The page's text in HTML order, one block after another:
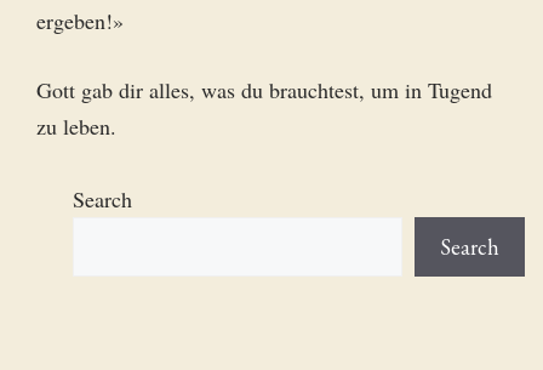
ergeben!»
Gott gab dir alles, was du brauchtest, um in Tugend
zu leben.
Search
Search